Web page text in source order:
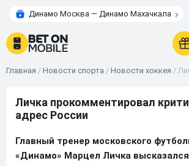
Динамо Москва — Динамо Махачкала
Главная / Новости спорта / Новости хоккея /
Личка прокомментировал
адрес России
Главный тренер московского
«Динамо» Марцел Личка